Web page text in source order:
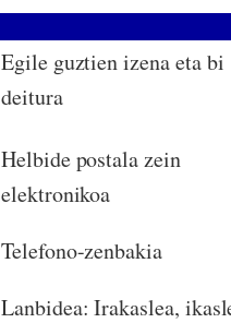
Egile guztien izena eta bi
deitura
Helbide postala zein
elektronikoa
Telefono-zenbakia
Lanbidea: Irakaslea,